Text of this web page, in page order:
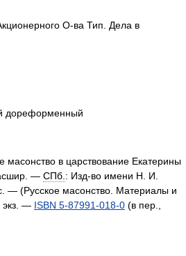
О-ва Тип. Дела в
дореформенный
масонство в царствование Екатерины
— СПб.: Изд-во имени Н. И.
— (Русское масонство. Материалы и
— ISBN 5-87991-018-0 (в пер.,